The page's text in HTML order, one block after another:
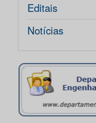
Editais
Notícias